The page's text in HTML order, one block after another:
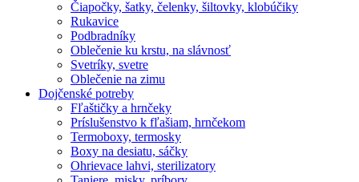
Čiapočky, šatky, čelenky, šiltovky, klobúčiky
Rukavice
Podbradníky
Oblečenie ku krstu, na slávnosť
Svetríky, svetre
Oblečenie na zimu
Dojčenské potreby
Fľaštičky a hrnčeky
Príslušenstvo k fľašiam, hrnčekom
Termoboxy, termosky
Boxy na desiatu, sáčky
Ohrievace lahvi, sterilizatory